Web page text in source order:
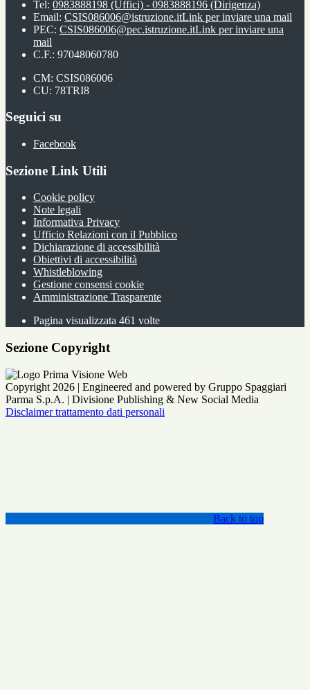
Tel: 0983888198 (Uffici) - 0983888196 (Dirigenza)
Email: CSIS086006@istruzione.itLink per inviare una mail
PEC: CSIS086006@pec.istruzione.itLink per inviare una
mail
C.F.: 97048060780
CM: CSIS086006
CU: 78TRI8
Seguici su
Facebook
Sezione Link Utili
Cookie policy
Note legali
Informativa Privacy
Ufficio Relazioni con il Pubblico
Dichiarazione di accessibilità
Obiettivi di accessibilità
Whistleblowing
Gestione consensi cookie
Amministrazione Trasparente
Pagina visualizzata 461 volte
Sezione Copyright
Copyright 2026 | Engineered and powered by Gruppo Spaggiari
Parma S.p.A. | Divisione Publishing & New Social Media
Disclaimer trattamento dati personali
Back to top